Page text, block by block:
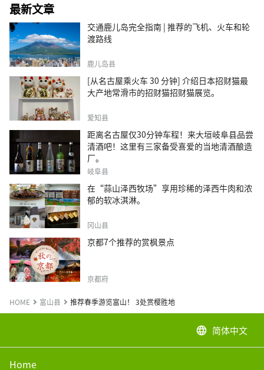
最新文章
交通鹿儿岛完全指南 | 推荐的飞机、火车和轮
渡路线
鹿儿岛县
[从名古屋乘火车 30 分钟] 介绍日本招财猫最
大产地常滑市的招财猫招财猫展览。
爱知县
距离名古屋仅30分钟车程！来大垣岐阜县品尝
清酒吧！这里有三家备受喜爱的当地清酒酿造
厂。
岐阜县
在“蒜山泽西牧场”享用珍稀的泽西牛肉和浓
郁的软冰淇淋。
冈山县
京都7个推荐的赏枫景点
京都府
HOME 富山县 推荐春季游览富山！ 3处赏樱胜地
language 简体中文
Home